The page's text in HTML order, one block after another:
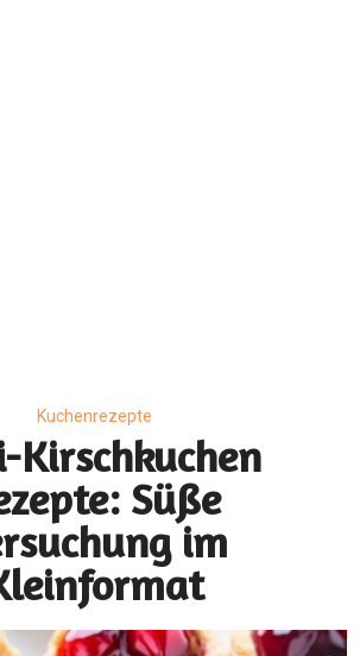
Kuchenrezepte
Kirschkuchen
Süße
im